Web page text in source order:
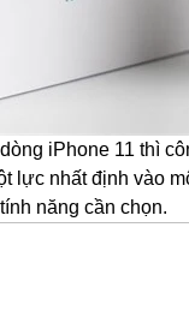
iPhone 11 thì
lực nhất định vào
năng cần chọn.